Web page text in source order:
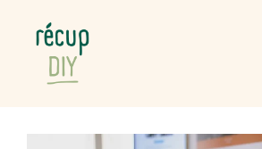
contenu